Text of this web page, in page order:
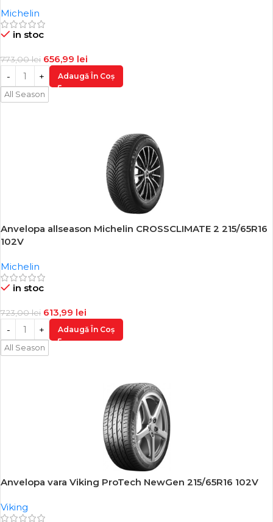
Michelin
in stoc
773,00lei 656,99 lei
Adaugă În Coș
All Season
-15%
Anvelopa allseason Michelin CROSSCLIMATE 2 215/65R16
102V
Michelin
in stoc
723,00lei 613,99 lei
Adaugă În Coș
All Season
-16%
Anvelopa vara Viking ProTech NewGen 215/65R16 102V
Viking